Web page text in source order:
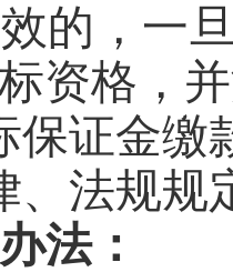
的，一
资格，
保证金缴
、法规规
法：